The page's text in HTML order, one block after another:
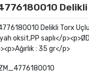
Delikli
Delikli Torx
oksit,PP saplı</
: 35 gr</p>